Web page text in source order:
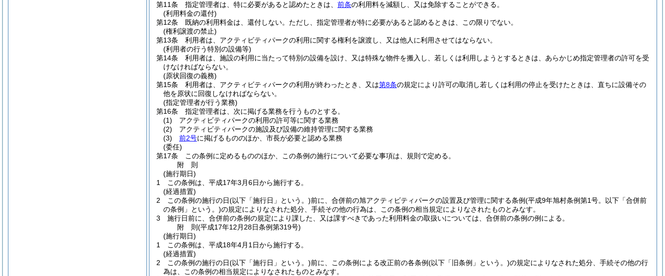
第11条
指定管理者は、特に必要があると認めたときは、 前条の利用料を減額し、又は免除することができる。
(利用料金の還付)
第12条
既納の利用料金は、還付しない。 ただし、指定管理者が特に必要があると認めるときは、この限りでない。
(権利譲渡の禁止)
第13条
利用者は、アクティビティパークの利用に関する権利を譲渡し、又は他人に利用させてはならない。
(利用者の行う特別の設備等)
第14条
利用者は、施設の利用に当たって特別の設備を設け、又は特殊な物件を搬入し、若しくは利用しようとするときは、あらかじめ指定管理者の許可を受
けなければならない。
(原状回復の義務)
第15条
利用者は、アクティビティパークの利用が終わったとき、又は第8条の規定により許可の取消し若しくは利用の停止を受けたときは、直ちに設備その
他を原状に回復しなければならない。
(指定管理者が行う業務)
第16条
指定管理者は、次に掲げる業務を行うものとする。
(1)
アクティビティパークの利用の許可等に関する業務
(2)
アクティビティパークの施設及び設備の維持管理に関する業務
(3)
前2号に掲げるもののほか、市長が必要と認める業務
(委任)
第17条
この条例に定めるもののほか、この条例の施行について必要な事項は、規則で定める。
附 則
(施行期日)
1
この条例は、平成17年3月6日から施行する。
(経過措置)
2
この条例の施行の日(以下「施行日」という。)前に、合併前の旭アクティビティパークの設置及び管理に関する条例(平成9年旭村条例第1号。以下「合併前
の条例」という。)の規定によりなされた処分、手続その他の行為は、この条例の相当規定によりなされたものとみなす。
3
施行日前に、合併前の条例の規定により課した、又は課すべきであった利用料金の取扱いについては、合併前の条例の例による。
附 則(平成17年12月28日条例第319号)
(施行期日)
1
この条例は、平成18年4月1日から施行する。
(経過措置)
2
この条例の施行の日(以下「施行日」という。)前に、この条例による改正前の各条例(以下「旧条例」という。)の規定によりなされた処分、手続その他の行
為は、この条例の相当規定によりなされたものとみなす。